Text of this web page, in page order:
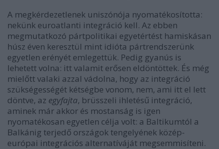
A megkérdezetlenek uniszónója nyomatékosította:
nekünk euroatlanti integráció kell. Az ebben
megmutatkozó pártpolitikai egyetértést hamiskásan
húsz éven keresztül mint idióta pártrendszerünk
egyetlen erényét emlegettük. Pedig gyanús is
lehetett volna: itt valamit erősen eldöntöttek. És még
mielőtt valaki azzal vádolna, hogy az integráció
szükségességét kétségbe vonom, nem, ami itt el lett
döntve, az egyfajta, brüsszeli ihletésű integráció,
aminek már akkor és mostanság is igen
nyomatékosan egyetlen célja volt: a Baltikumtól a
Balkánig terjedő országok tengelyének közép-
európai integrációs alternatíváját megsemmisíteni.